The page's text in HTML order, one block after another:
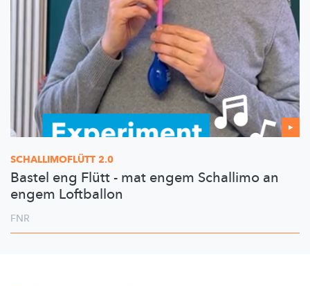
SCHALLIMOFLÜTT 2.0
Bastel eng Flütt - mat engem Schallimo an
engem Loftballon
FNR